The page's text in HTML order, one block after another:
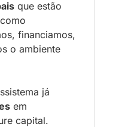
que estão
financiamos,
o ambiente
já
em
capital.